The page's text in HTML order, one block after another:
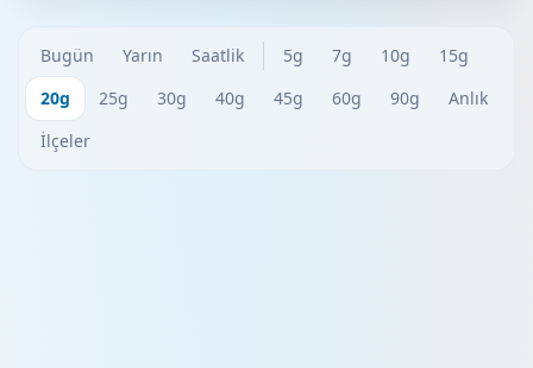
Bugün Yarın Saatlik 5g 7g 10g
15g
20g
25g 30g 40g 45g 60g 90g
Anlık
İlçeler